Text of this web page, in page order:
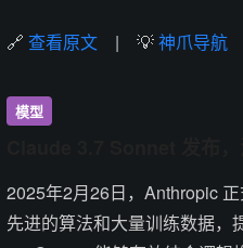
🔗 查看原文 | 💡神爪导航
模型
2025年2月26日，Anthropic
先进的算法和大量训练数据，